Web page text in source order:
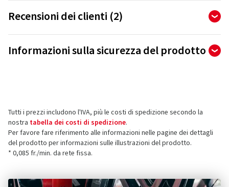
Recensioni dei clienti (2)
5,00
di 2 recensioni totali
5 stelle
4 stelle (0)
3 stelle
2 stelle
Informazioni sulla sicurezza del prodotto
68789 St Leon-Rot
Germania
Contatto per la sicurezza dei prodotti (non
E-mail:info@cms-wheels.de
Tutti i prezzi includono l'IVA, più le costi di spedizione secondo la
nostra tabella dei costi di spedizione.
Per favore fare riferimento alle informazioni nelle pagine dei dettagli
del prodotto per informazioni sulle illustrazioni del prodotto.
* 0,085 fr./min. da rete fissa.